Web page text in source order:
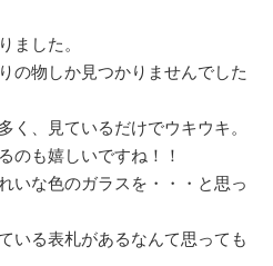
ました。
の物しか見つかりませんでした
く、見ているだけでウキウキ。
のも嬉しいですね！！
いな色のガラスを・・・と思っ
いる表札があるなんて思っても